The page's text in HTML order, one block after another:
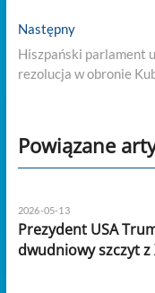
NastępnyNext
post:
Hiszpański parlament
rezolucja w obronie
Powiązane
2026-05-13
Prezydent USA
dwudniowy szczyt z